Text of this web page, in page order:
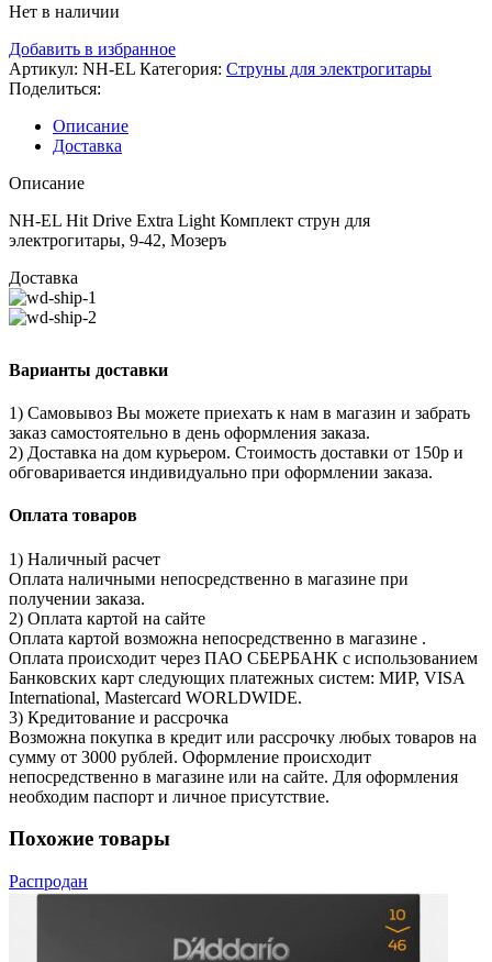
Нет в наличии
Добавить в избранное
Артикул: NH-EL Категория: Струны для электрогитары
Поделиться:
Описание
Доставка
Описание
NH-EL Hit Drive Extra Light Комплект струн для
электрогитары, 9-42, Мозеръ
Доставка
Варианты доставки
1) Самовывоз Вы можете приехать к нам в магазин и забрать
заказ самостоятельно в день оформления заказа.
2) Доставка на дом курьером. Стоимость доставки от 150р и
обговаривается индивидуально при оформлении заказа.
Оплата товаров
1) Наличный расчет
Оплата наличными непосредственно в магазине при
получении заказа.
2) Оплата картой на сайте
Оплата картой возможна непосредственно в магазине .
Оплата происходит через ПАО СБЕРБАНК с использованием
Банковских карт следующих платежных систем: МИР, VISA
International, Mastercard WORLDWIDE.
3) Кредитование и рассрочка
Возможна покупка в кредит или рассрочку любых товаров на
сумму от 3000 рублей. Оформление происходит
непосредственно в магазине или на сайте. Для оформления
необходим паспорт и личное присутствие.
Похожие товары
Распродан